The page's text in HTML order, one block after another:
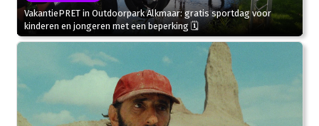
VakantiePRET in Outdoorpark Alkmaar: gratis sportdag voor
kinderen en jongeren met een beperking 🗓